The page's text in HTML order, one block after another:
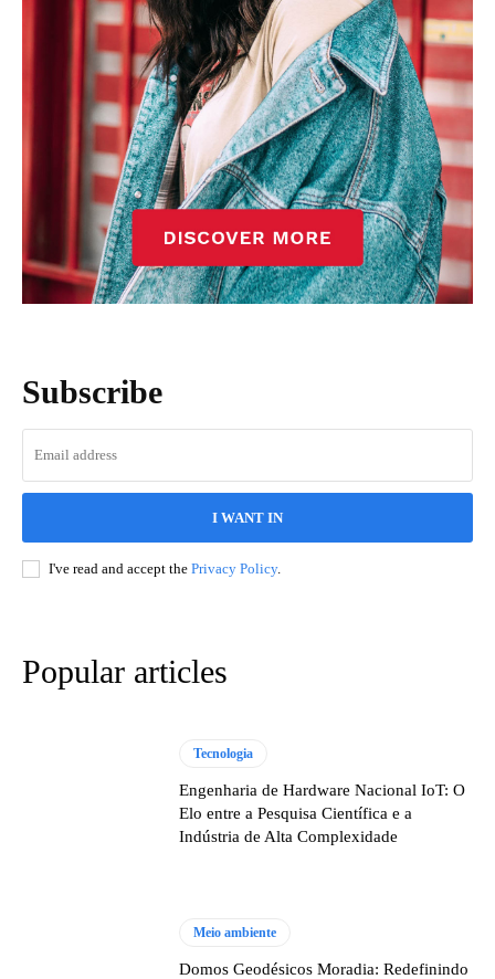
Subscribe
I WANT IN
I've read and accept the Privacy Policy.
Popular articles
Tecnologia
Engenharia de Hardware Nacional IoT: O
Elo entre a Pesquisa Científica e a
Indústria de Alta Complexidade
Meio ambiente
Domos Geodésicos Moradia: Redefinindo